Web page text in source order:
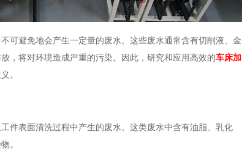
可避免地会产生一定量的废水。这些废水通常含有切削液、金
，将对环境造成严重的污染。因此，研究和应用高效的车床加
。
件表面清洗过程中产生的废水。这类废水中含有油脂、乳化
。